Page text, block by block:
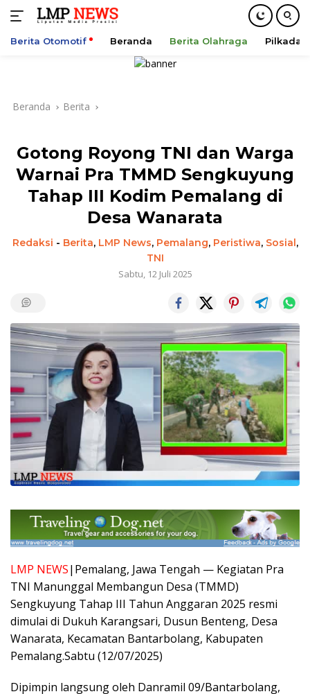
Berita Otomotif Beranda Berita Olahraga Pilkada
Beranda Berita
Gotong Royong TNI dan Warga
Warnai Pra TMMD Sengkuyung
Tahap III Kodim Pemalang di
Desa Wanarata
Redaksi - Berita, LMP News, Pemalang, Peristiwa, Sosial,
TNI
Sabtu, 12 Juli 2025
LMP NEWS|Pemalang, Jawa Tengah — Kegiatan Pra
TNI Manunggal Membangun Desa (TMMD)
Sengkuyung Tahap III Tahun Anggaran 2025 resmi
dimulai di Dukuh Karangsari, Dusun Benteng, Desa
Wanarata, Kecamatan Bantarbolang, Kabupaten
Pemalang.Sabtu (12/07/2025)
Dipimpin langsung oleh Danramil 09/Bantarbolang,